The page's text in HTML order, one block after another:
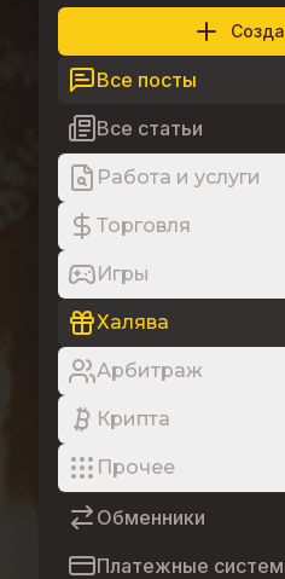
Все посты
Все статьи
Работа и услуги
Торговля
Игры
Халява
Арбитраж
Крипта
Прочее
Обменники
Платежные